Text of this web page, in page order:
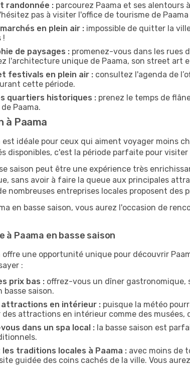
randonnée : parcourez Paama et ses alentours
pas à visiter l'office de tourisme de
en plein air : impossible de quitter la
!
de paysages : promenez-vous dans les rues
l'architecture unique de Paama, son street art
festivals en plein air : consultez l'agenda de
cette période.
quartiers historiques : prenez le temps de
Paama.
à Paama
est idéale pour ceux qui aiment voyager moins
disponibles, c'est la période parfaite pour visiter
saison peut être une expérience très
sans avoir à faire la queue aux principales
nombreuses entreprises locales proposent
en basse saison, vous aurez l'occasion de
à Paama en basse saison
offre une opportunité unique pour découvrir
:
prix bas : offrez-vous un dîner gastronomique,
basse saison.
attractions en intérieur : puisque la météo
attractions en intérieur comme des musées,
dans un spa local : la basse saison est
les traditions locales à Paama : avec moins de
guidée des coins cachés de la ville. Vous